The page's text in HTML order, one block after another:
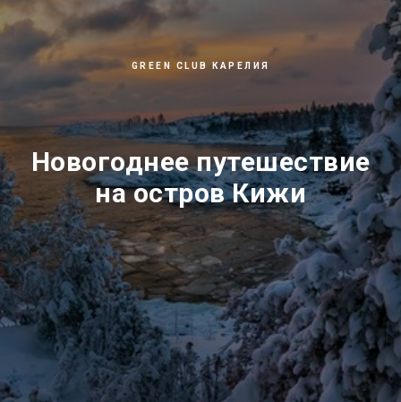
GREEN CLUB КАРЕЛИЯ
Новогоднее путешествие
на остров Кижи